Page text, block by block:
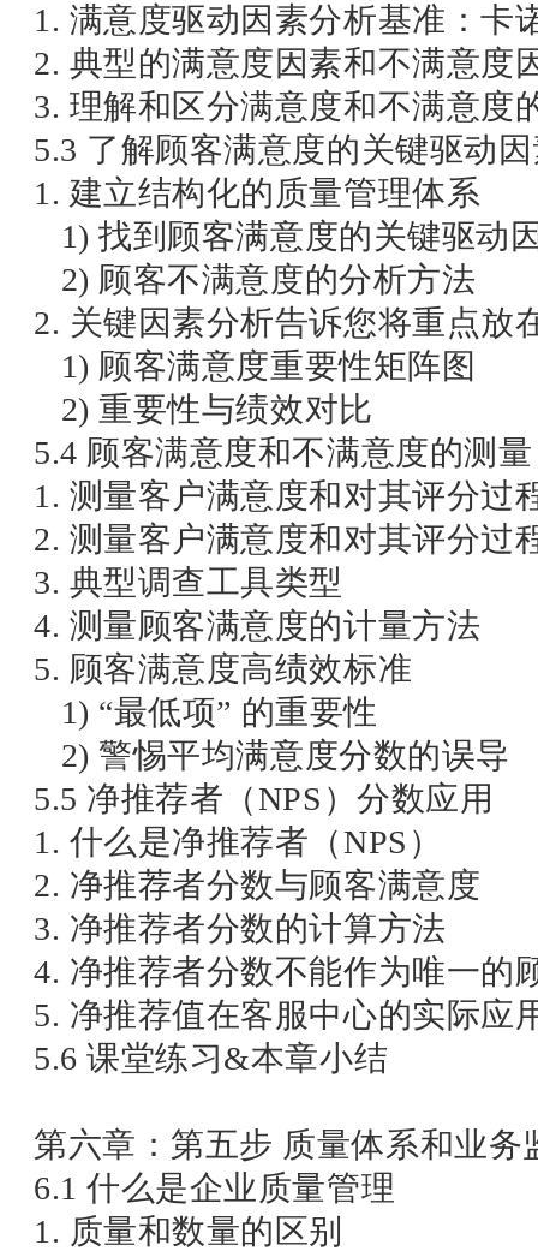
1. 满意度驱动因素分析基准：卡
2. 典型的满意度因素和不满意度
3. 理解和区分满意度和不满意度
5.3 了解顾客满意度的关键驱动
1. 建立结构化的质量管理体系
1) 找到顾客满意度的关键驱动
2) 顾客不满意度的分析方法
2. 关键因素分析告诉您将重点放
1) 顾客满意度重要性矩阵图
2) 重要性与绩效对比
5.4 顾客满意度和不满意度的测量
1. 测量客户满意度和对其评分过
2. 测量客户满意度和对其评分过
3. 典型调查工具类型
4. 测量顾客满意度的计量方法
5. 顾客满意度高绩效标准
1) “最低项” 的重要性
2) 警惕平均满意度分数的误导
5.5 净推荐者（NPS）分数应用
1. 什么是净推荐者（NPS）
2. 净推荐者分数与顾客满意度
3. 净推荐者分数的计算方法
4. 净推荐者分数不能作为唯一的
5. 净推荐值在客服中心的实际应
5.6 课堂练习&本章小结
第六章：第五步 质量体系和业务
6.1 什么是企业质量管理
1. 质量和数量的区别